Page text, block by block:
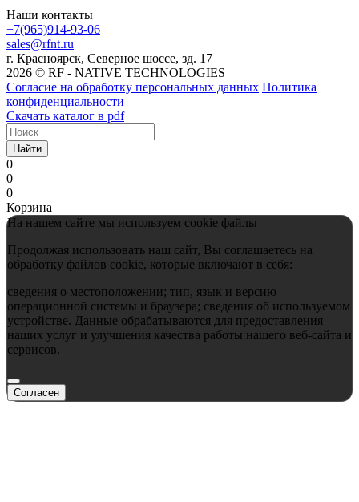
Наши контакты
+7(965)914-93-06
sales@rfnt.ru
г. Красноярск, Северное шоссе, зд. 17
2026 © RF - NATIVE TECHNOLOGIES
Согласие на обработку персональных данных Политика
конфиденциальности
Скачать каталог в pdf
Найти
0
0
0
Корзина
На нашем сайте мы используем cookie файлы
Продолжая использовать наш сайт, Вы соглашаетесь на
обработку файлов cookie, которые включают в себя:
сведения о местоположении; тип, язык и версию
операционной системы и браузера; сведения об используемом
устройстве. Данные обрабатываются для предоставления
наших услуг и улучшения качества работы нашего веб-сайта и
сервисов.
Согласен